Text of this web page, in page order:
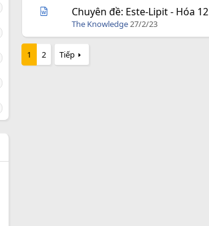
Chuyên đề: Este-Lipit - Hóa 12
The Knowledge27/2/23
1 2 Tiếp